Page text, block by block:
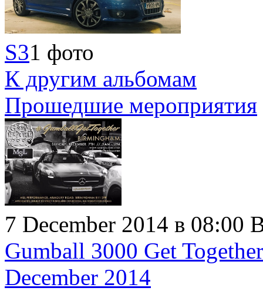
S31 фото
К другим альбомам
Прошедшие мероприятия
7 December 2014 в 08:00
Gumball 3000 Get
December 2014